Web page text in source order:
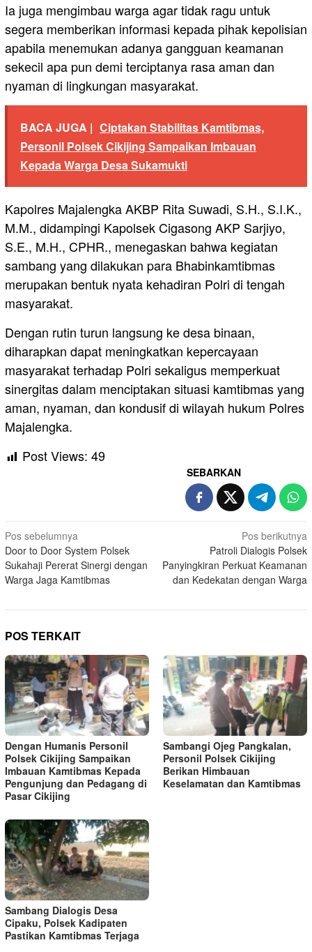
Ia juga mengimbau warga agar tidak ragu untuk
segera memberikan informasi kepada pihak kepolisian
apabila menemukan adanya gangguan keamanan
sekecil apa pun demi terciptanya rasa aman dan
nyaman di lingkungan masyarakat.
BACA JUGA | Ciptakan Stabilitas Kamtibmas,
Personil Polsek Cikijing Sampaikan Imbauan
Kepada Warga Desa Sukamukti
Kapolres Majalengka AKBP Rita Suwadi, S.H., S.I.K.,
M.M., didampingi Kapolsek Cigasong AKP Sarjiyo,
S.E., M.H., CPHR., menegaskan bahwa kegiatan
sambang yang dilakukan para Bhabinkamtibmas
merupakan bentuk nyata kehadiran Polri di tengah
masyarakat.
Dengan rutin turun langsung ke desa binaan,
diharapkan dapat meningkatkan kepercayaan
masyarakat terhadap Polri sekaligus memperkuat
sinergitas dalam menciptakan situasi kamtibmas yang
aman, nyaman, dan kondusif di wilayah hukum Polres
Majalengka.
Post Views: 49
SEBARKAN
Navigasi
pos
Pos sebelumnya
Door to Door System Polsek
Sukahaji Pererat Sinergi dengan
Warga Jaga Kamtibmas
Pos berikutnya
Patroli Dialogis Polsek
Panyingkiran Perkuat Keamanan
dan Kedekatan dengan Warga
POS TERKAIT
Dengan Humanis Personil
Polsek Cikijing Sampaikan
Imbauan Kamtibmas Kepada
Pengunjung dan Pedagang di
Pasar Cikijing
Sambangi Ojeg Pangkalan,
Personil Polsek Cikijing
Berikan Himbauan
Keselamatan dan Kamtibmas
Sambang Dialogis Desa
Cipaku, Polsek Kadipaten
Pastikan Kamtibmas Terjaga